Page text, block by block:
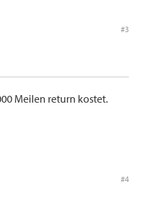
#3
Meilen return kostet.
#4